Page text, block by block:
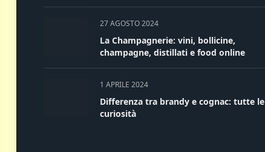
27 AGOSTO 2024
La Champagnerie: vini, bollicine,
champagne, distillati e food online
1 APRILE 2024
Differenza tra brandy e cognac: tutte le
curiosità